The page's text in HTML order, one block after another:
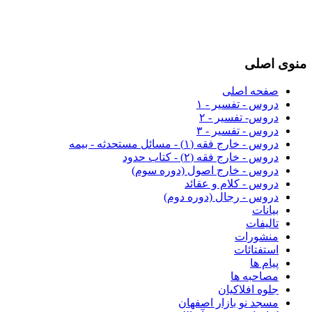
منوی اصلی
صفحه اصلی
دروس - تفسیر - ۱
دروس- تفسیر - ۲
دروس - تفسیر - ۳
دروس - خارج فقه (۱) - مسائل مستحدثه - بیمه
دروس - خارج فقه (۲) - کتاب حدود
دروس - خارج اصول (دوره سوم)
دروس - کلام و عقائد
دروس - رجال (دوره دوم)
بیانات
تالیفات
منشورات
استفتائات
پیام ها
مصاحبه ها
جلوه افلاکیان
مسجد نو بازار اصفهان